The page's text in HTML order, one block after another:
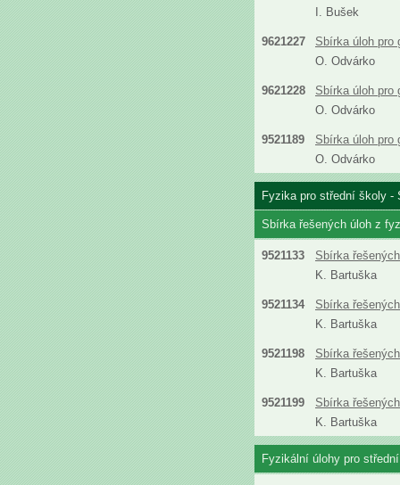
I. Bušek
9621227
Sbírka úloh pro
O. Odvárko
9621228
Sbírka úloh pro
O. Odvárko
9521189
Sbírka úloh pro
O. Odvárko
Fyzika pro střední školy -
Sbírka řešených úloh z
9521133
Sbírka
K. Bartuška
9521134
Sbírka
K. Bartuška
9521198
Sbírka
K. Bartuška
9521199
Sbírka
K. Bartuška
Fyzikální úlohy pro